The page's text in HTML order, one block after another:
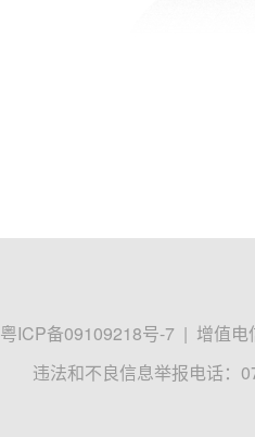
粤ICP备09109218号-7 | 增值电
违法和不良信息举报电话：